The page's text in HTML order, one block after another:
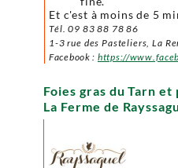
Et c'est à moins de 5
Tél. 09 83 88 78 86
1-3 rue des Pasteliers,La
Facebook : https://
Foies gras du Tarn
La Ferme de